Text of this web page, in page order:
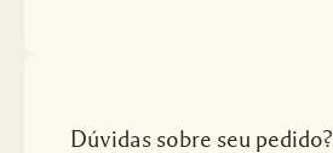
Dúvidas sobre seu pedido?